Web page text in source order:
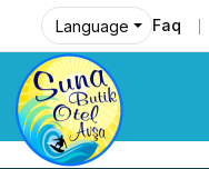
Language Faq